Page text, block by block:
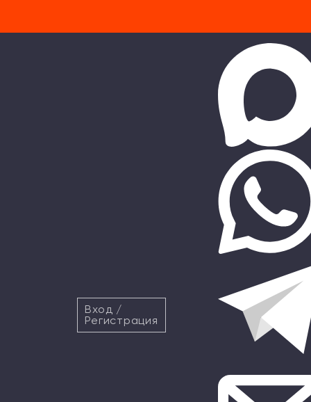
Вход /
Регистрация